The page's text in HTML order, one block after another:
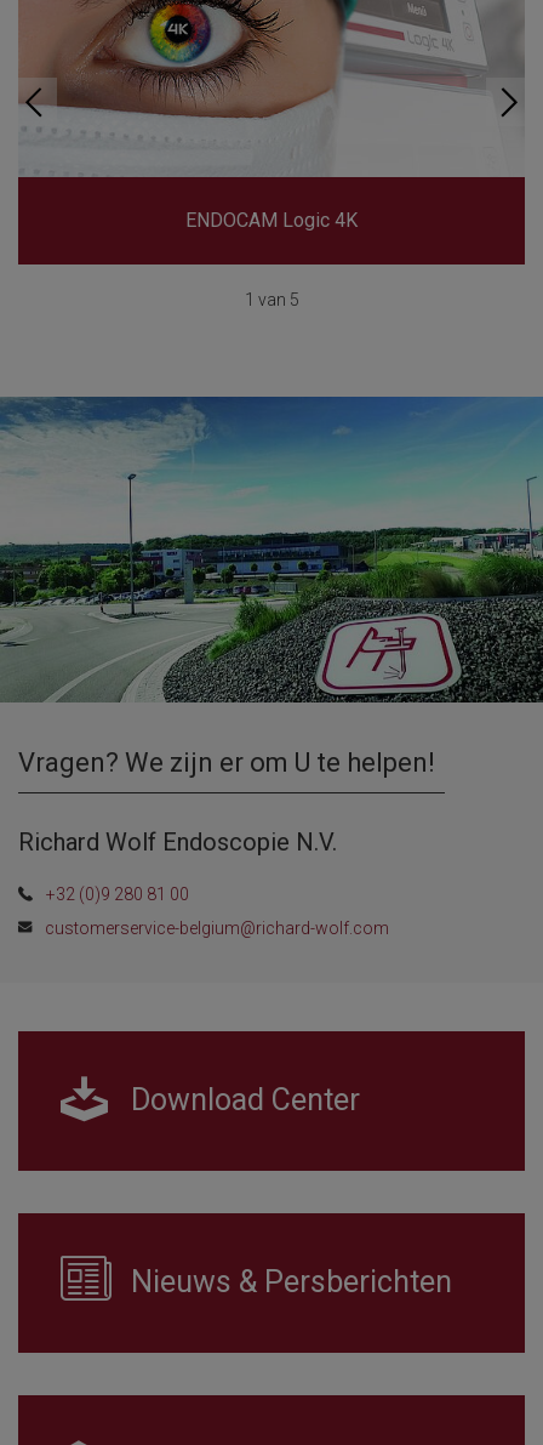
ENDOCAM Logic 4K
1 van 5
Vragen? We zijn er om U te helpen!
Richard Wolf Endoscopie N.V.
+32 (0)9 280 81 00
customerservice-belgium@richard-wolf.com
Download Center
Nieuws & Persberichten